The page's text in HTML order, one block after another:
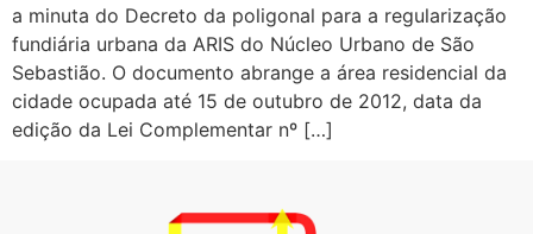
a minuta do Decreto da poligonal para a regularização
fundiária urbana da ARIS do Núcleo Urbano de São
Sebastião. O documento abrange a área residencial da
cidade ocupada até 15 de outubro de 2012, data da
edição da Lei Complementar nº […]